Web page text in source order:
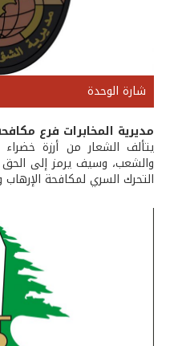
شارة الوحدة
مديرية المخابرات فرع
يتألف الشعار من أرزة
والشعب، وسيف يرمز إلى الحق
التحرك السري لمكافحة